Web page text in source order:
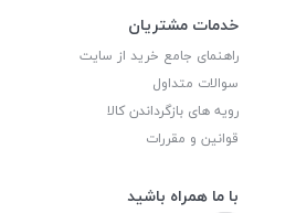
خدمات مشتریان
راهنمای جامع خرید از سایت
سوالات متداول
رویه های بازگرداندن کالا
قوانین و مقررات
با ما همراه باشید